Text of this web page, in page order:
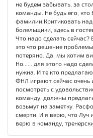
не будем забывать, за
команды. Не будь его, кто
фамилии.Критиковать
болельщики, здесь в
Что надо сделать сейчас?
это что решение
потеряно. Да, мы хотим
Но...... для этого надо
нужна. И те кто
ФНЛ играют сейчас очень
посмотреть с
команду, должны
возьмут на заметку.
смерти. И я верю, что Луч
верю в команду,